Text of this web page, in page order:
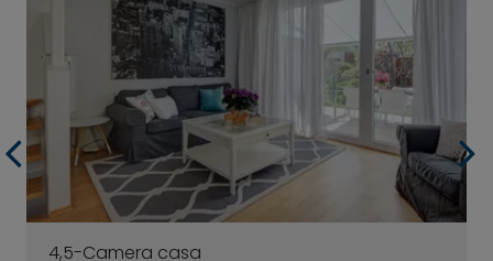
4,5-Camera casa